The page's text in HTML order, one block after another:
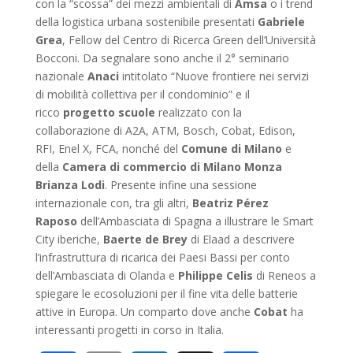
con la “scossa” dei mezzi ambientali di Amsa o i trend
della logistica urbana sostenibile presentati Gabriele
Grea, Fellow del Centro di Ricerca Green dell’Università
Bocconi. Da segnalare sono anche il 2° seminario
nazionale Anaci intitolato “Nuove frontiere nei servizi
di mobilità collettiva per il condominio” e il
ricco progetto scuole realizzato con la
collaborazione di A2A, ATM, Bosch, Cobat, Edison,
RFI, Enel X, FCA, nonché del Comune di Milano e
della Camera di commercio di Milano Monza
Brianza Lodi. Presente infine una sessione
internazionale con, tra gli altri, Beatriz Pérez
Raposo dell’Ambasciata di Spagna a illustrare le Smart
City iberiche, Baerte de Breydi Elaad a descrivere
l’infrastruttura di ricarica dei Paesi Bassi per conto
dell’Ambasciata di Olanda e Philippe Celis di Reneos a
spiegare le ecosoluzioni per il fine vita delle batterie
attive in Europa. Un comparto dove anche Cobat ha
interessanti progetti in corso in Italia.